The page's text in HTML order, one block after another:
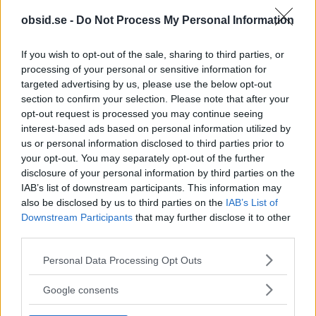
obsid.se - Do Not Process My Personal Information
If you wish to opt-out of the sale, sharing to third parties, or
processing of your personal or sensitive information for
targeted advertising by us, please use the below opt-out
section to confirm your selection. Please note that after your
opt-out request is processed you may continue seeing
interest-based ads based on personal information utilized by
us or personal information disclosed to third parties prior to
your opt-out. You may separately opt-out of the further
disclosure of your personal information by third parties on the
IAB’s list of downstream participants. This information may
also be disclosed by us to third parties on the IAB’s List of
Downstream Participants that may further disclose it to other
Please note that this website/app uses one or more Google
not limited to your visit or usage behaviour. You may click to
Personal Data Processing Opt Outs
Google consents
5: Säkerställ komfort och
estetik genom rätt
storlek
Ett perfekt stylat armband får aldrig vara
obekvämt. Mät omkretsen på din handled och välj
en passande storlek efter detta eller ett som har
justerbar storlek. För löst ser inte snyggt ut och
är dessutom opraktiskt då det kan fastna och
haka i saker. För tight blir mycket obekvämt. En
tumregel är att det ska finnas ungefär ett fingers
utrymme mellan armband och handled. Tänk
även på dina dagliga aktiviteter, välj armband som